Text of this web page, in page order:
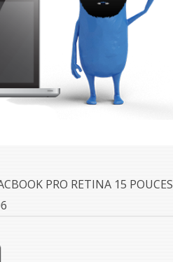
PRO RETINA 15 POUCES